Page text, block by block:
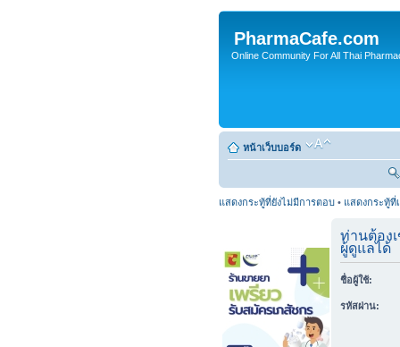
PharmaCafe.com
Online Community For All Thai
หน้าเว็บบอร์ด
แสดงกระทู้ที่ยังไม่มีการตอบ • แสดงกระทู้ที่
ท่านต้อง
ผู้ดูแลได้
ชื่อผู้ใช้:
รหัสผ่าน: